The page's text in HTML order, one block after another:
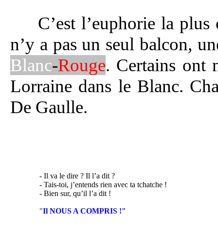
C’est l’euphorie la
n’y a pas un seul balcon,
Blanc-Rouge. Certains ont
Lorraine dans le Blanc.
De Gaulle.
- Il va le dire ? Il l’a dit ?
- Tais-toi, j’entends rien avec ta tchatche !
- Bien sur, qu’il l’a dit !
"Il NOUS A COMPRIS !"